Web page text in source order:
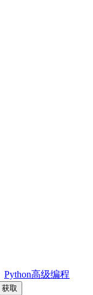
Python高级编程
获取